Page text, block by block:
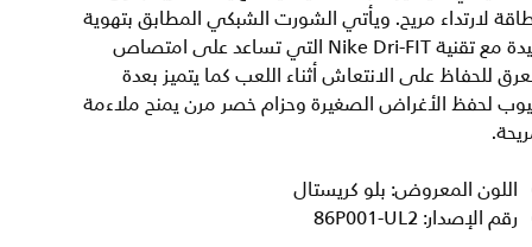
لارتداء مريح. ويأتي الشورت الشبكي المطابق بتهوية
جيدة مع تقنية Nike Dri-FIT التي تساعد على امتصاص
للحفاظ على الانتعاش أثناء اللعب كما يتميز بعدة
لحفظ الأغراض الصغيرة وحزام خصر مرن يمنح ملاءمة
اللون المعروض: بلو كريستال
رقم الإصدار: 86P001-UL2